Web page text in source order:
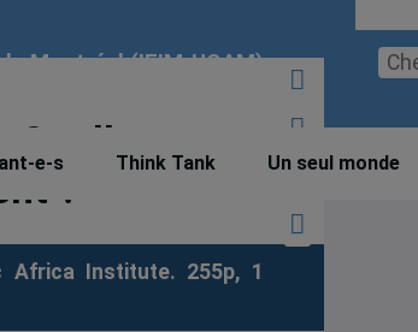
Montréal (IEIM-UQAM)
e-s Think Tank Un seul monde
?
Africa Institute. 255p, 1